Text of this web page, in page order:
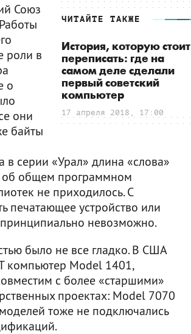
ЧИТАЙТЕ ТАКЖЕ
История, которую стоит
переписать: где на
самом деле сделали
первый советский
компьютер
17 апреля 2018, 17:00
Союз
роли в
о
они
байты
серии «Урал» длина «слова»
об общем программном
не приходилось. С
печатающее устройство или
невозможно.
было не все гладко. В США
компьютер Model 1401,
с более «старшими»
проектах: Model 7070
тоже не подключались